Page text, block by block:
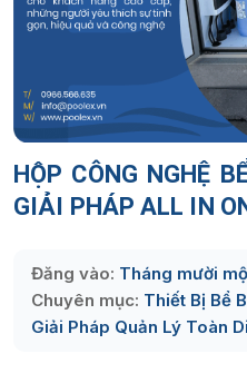
HỘP CÔNG NGHỆ
GIẢI PHÁP ALL IN
Đăng vào: Tháng mười
Chuyên mục: Thiết Bị Bể
Giải Pháp Quản Lý Toàn